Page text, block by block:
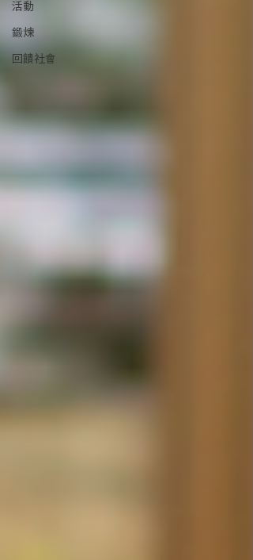
活動
鍛煉
回饋社會